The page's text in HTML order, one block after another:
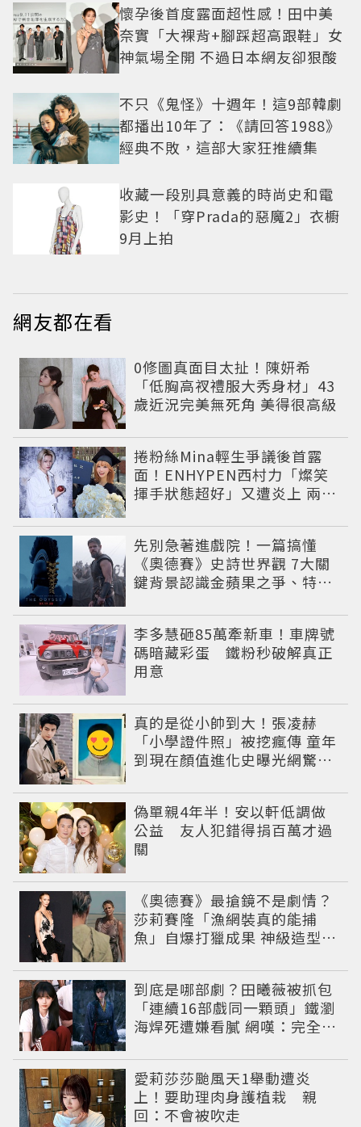
懷孕後首度露面超性感！田中美
奈實「大裸背+腳踩超高跟鞋」女
神氣場全開 不過日本網友卻狠酸
不只《鬼怪》十週年！這9部韓劇
都播出10年了：《請回答1988》
經典不敗，這部大家狂推續集
收藏一段別具意義的時尚史和電
影史！「穿Prada的惡魔2」衣櫥
9月上拍
網友都在看
0修圖真面目太扯！陳妍希
「低胸高衩禮服大秀身材」43
歲近況完美無死角 美得很高級
捲粉絲Mina輕生爭議後首露
面！ENHYPEN西村力「燦笑
揮手狀態超好」又遭炎上 兩派
先別急著進戲院！一篇搞懂
《奧德賽》史詩世界觀 7大關
鍵背景認識金蘋果之爭、特洛
李多慧砸85萬牽新車！車牌號
碼暗藏彩蛋 鐵粉秒破解真正
用意
真的是從小帥到大！張凌赫
「小學證件照」被挖瘋傳 童年
到現在顏值進化史曝光網驚：
偽單親4年半！安以軒低調做
公益 友人犯錯得捐百萬才過
關
《奧德賽》最搶鏡不是劇情？
莎莉賽隆「漁網裝真的能捕
魚」自爆打獵成果 神級造型美
到底是哪部劇？田曦薇被抓包
「連續16部戲同一顆頭」鐵瀏
海焊死遭嫌看膩 網嘆：完全分
愛莉莎莎颱風天1舉動遭炎
上！要助理肉身護植栽 親
回：不會被吹走